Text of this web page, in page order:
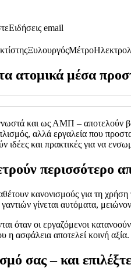
Ειδήσεις email
ΞυλουργόςΜέτρο
ατομικά μέσα
και ως ΑΜΠ – αποτελούν
αλλά εργαλεία που
ιδέες και πρακτικές για να
περισσότερο
κανονισμούς για τη
γίνεται αυτόματα,
όταν οι εργαζόμενοι
η ασφάλεια αποτελεί κοινή αξία.
σας – και